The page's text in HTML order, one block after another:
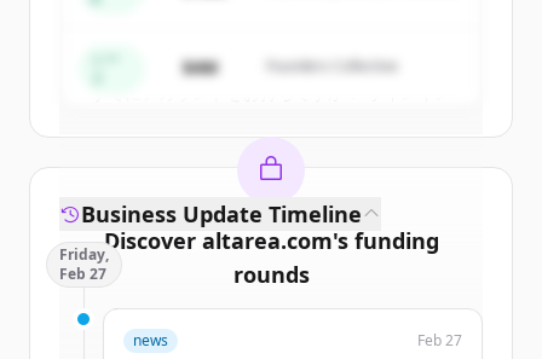
すでにアカウントをお持ちですか？
$4M Founders Collective
Discover altarea.com's funding
rounds
Sign up for free to view allfunding
rounds
Business Update Timeline
Friday,
Feb 27
news Feb 27